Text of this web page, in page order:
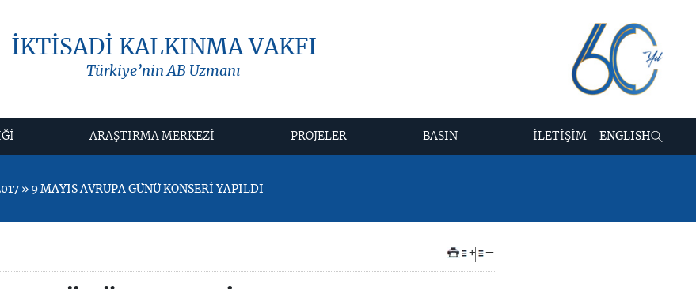
İKTİSADİ KALKINMA VAKFI
Türkiye’nin AB Uzmanı
ARAŞTIRMA MERKEZİ PROJELER BASIN İLETİŞİM ENGLISH
» 9 MAYIS AVRUPA GÜNÜ KONSERİ YAPILDI
+ –